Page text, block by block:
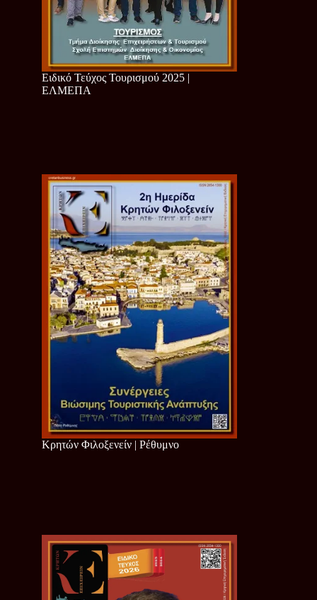
Ειδικό Τεύχος Τουρισμού 2025 |
ΕΛΜΕΠΑ
Κρητών Φιλοξενείν | Ρέθυμνο